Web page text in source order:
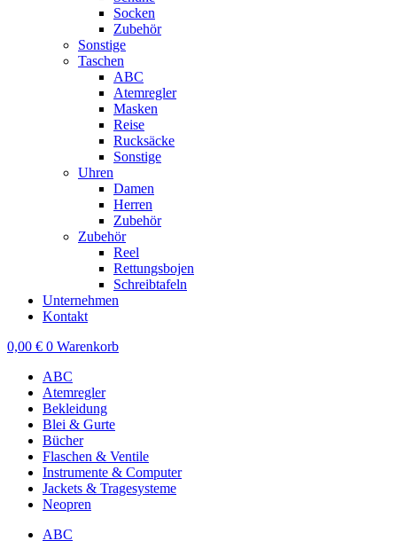
Socken
Zubehör
Sonstige
Taschen
ABC
Atemregler
Masken
Reise
Rucksäcke
Sonstige
Uhren
Damen
Herren
Zubehör
Zubehör
Reel
Rettungsbojen
Schreibtafeln
Unternehmen
Kontakt
0,00 € 0 Warenkorb
ABC
Atemregler
Bekleidung
Blei & Gurte
Bücher
Flaschen & Ventile
Instrumente & Computer
Jackets & Tragesysteme
Neopren
ABC